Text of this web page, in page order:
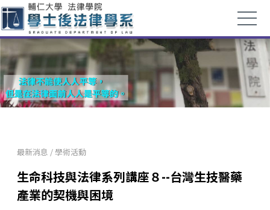
最新消息 /學術活動
生命科技與法律系列講座８--台灣生技醫藥
產業的契機與困境